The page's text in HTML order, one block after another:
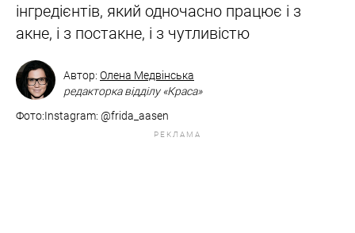
інгредієнтів, який одночасно працює і з
акне, і з постакне, і з чутливістю
Автор: Олена Медвінська
редакторка відділу «Краса»
Фото:Instagram: @frida_aasen
РЕКЛАМА